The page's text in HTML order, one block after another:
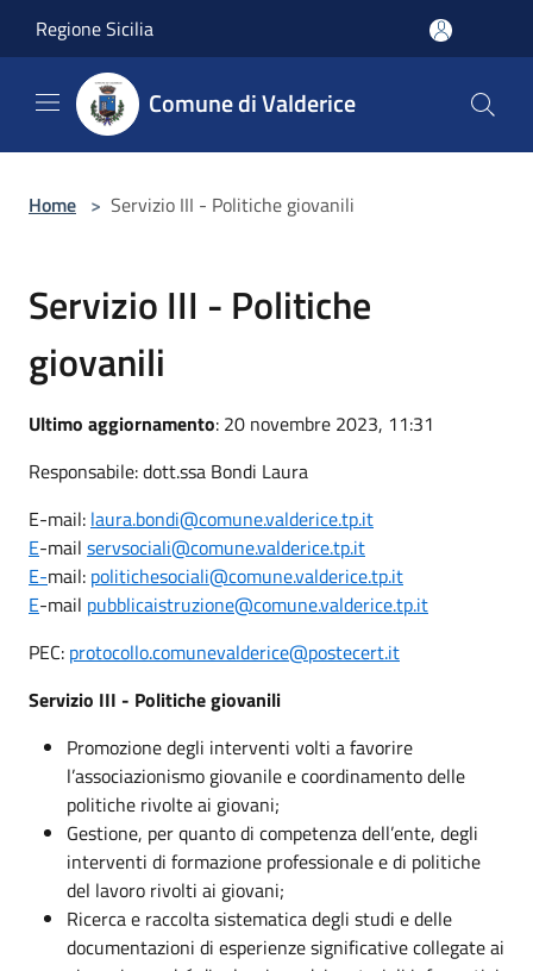
Regione Sicilia
Comune di Valderice
Home > Servizio III - Politiche giovanili
Servizio III - Politiche
giovanili
Ultimo aggiornamento: 20 novembre 2023, 11:31
Responsabile: dott.ssa Bondi Laura
E-mail: laura.bondi@comune.valderice.tp.it
E-mail servsociali@comune.valderice.tp.it
E-mail: politichesociali@comune.valderice.tp.it
E-mail pubblicaistruzione@comune.valderice.tp.it
PEC: protocollo.comunevalderice@postecert.it
Servizio III - Politiche giovanili
Promozione degli interventi volti a favorire
l’associazionismo giovanile e coordinamento delle
politiche rivolte ai giovani;
Gestione, per quanto di competenza dell’ente, degli
interventi di formazione professionale e di politiche
del lavoro rivolti ai giovani;
Ricerca e raccolta sistematica degli studi e delle
documentazioni di esperienze significative collegate ai